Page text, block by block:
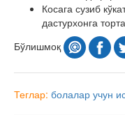
Косага сузиб
дастурхонга
Бўлишмоқ
Теглар: болалар учун